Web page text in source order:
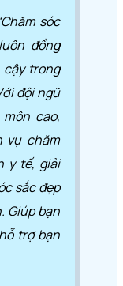
sóc
đồng
trong
đội ngũ
cao,
vụ chăm
y tế, giải
sắc đẹp
Giúp bạn
trợ bạn